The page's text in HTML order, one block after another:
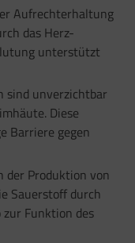
Aufrechterhaltung
das Herz-
unterstützt
sind unverzichtbar
Diese
Barriere gegen
der Produktion von
Sauerstoff durch
Funktion des